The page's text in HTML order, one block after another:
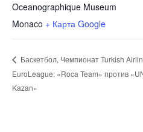
Oceanographique Museum
Monaco + Карта Google
Баскетбол, Чемпионат Turkish
EuroLeague: «Roca Team» против
Kazan»